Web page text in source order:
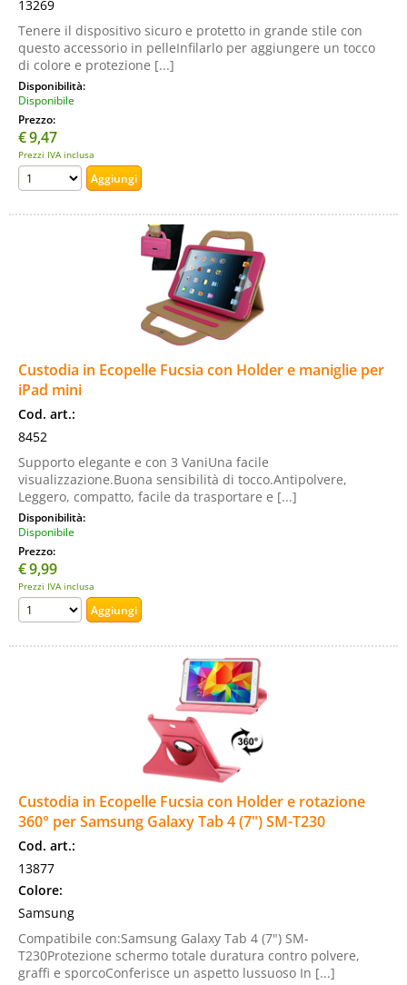
13269
Tenere il dispositivo sicuro e protetto in grande stile con
questo accessorio in pelleInfilarlo per aggiungere un tocco
di colore e protezione [...]
Disponibilità:
Disponibile
Prezzo:
€9,47
Prezzi IVA inclusa
Custodia in Ecopelle Fucsia con Holder e maniglie per
iPad mini
Cod. art.:
8452
Supporto elegante e con 3 VaniUna facile
visualizzazione.Buona sensibilità di tocco.Antipolvere,
Leggero, compatto, facile da trasportare e [...]
Disponibilità:
Disponibile
Prezzo:
€9,99
Prezzi IVA inclusa
Custodia in Ecopelle Fucsia con Holder e rotazione
360° per Samsung Galaxy Tab 4 (7") SM-T230
Cod. art.:
13877
Colore:
Samsung
Compatibile con:Samsung Galaxy Tab 4 (7") SM-
T230Protezione schermo totale duratura contro polvere,
graffi e sporcoConferisce un aspetto lussuoso In [...]